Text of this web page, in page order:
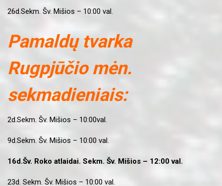
26d.Sekm. Šv. Mišios – 10:00 val.
Pamaldų tvarka
Rugpjūčio mėn.
sekmadieniais:
2d.Sekm. Šv. Mišios – 10:00val.
9d.Sekm. Šv. Mišios – 10:00 val.
16d.Šv. Roko atlaidai. Sekm. Šv. Mišios – 12:00 val.
23d. Sekm. Šv. Mišios – 10:00 val.